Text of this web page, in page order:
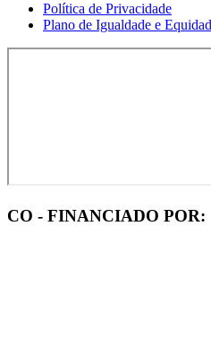
Política de Privacidade
Plano de Igualdade e
CO - FINANCIADO POR: